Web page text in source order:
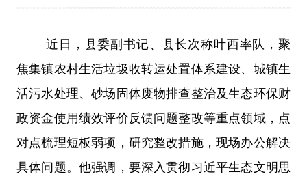
近日，县委副书记、县长次称叶西率队，聚
焦集镇农村生活垃圾收转运处置体系建设、城镇生
活污水处理、砂场固体废物排查整治及生态环保财
政资金使用绩效评价反馈问题整改等重点领域，点
对点梳理短板弱项，研究整改措施，现场办公解决
具体问题。他强调，要深入贯彻习近平生态文明思